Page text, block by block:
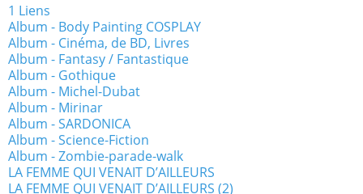
1 Liens
Album - Body Painting COSPLAY
Album - Cinéma, de BD, Livres
Album - Fantasy / Fantastique
Album - Gothique
Album - Michel-Dubat
Album - Mirinar
Album - SARDONICA
Album - Science-Fiction
Album - Zombie-parade-walk
LA FEMME QUI VENAIT D’AILLEURS
LA FEMME QUI VENAIT D’AILLEURS (2)